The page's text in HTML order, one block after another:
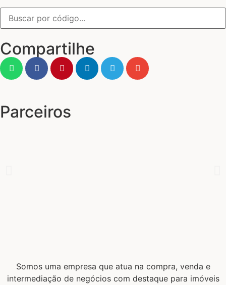
Compartilhe
Parceiros
Somos uma empresa que atua na compra, venda e
intermediação de negócios com destaque para imóveis